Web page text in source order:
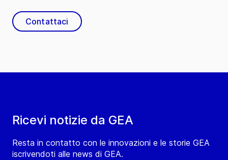
Ricevi notizie da GEA
Resta in contatto con le innovazioni e le storie GEA
iscrivendoti alle news di GEA.
Contattaci